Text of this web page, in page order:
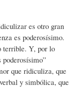
es otro gran
es poderosísimo.
terrible. Y, por lo
que ridiculiza, que
y simbólica, que